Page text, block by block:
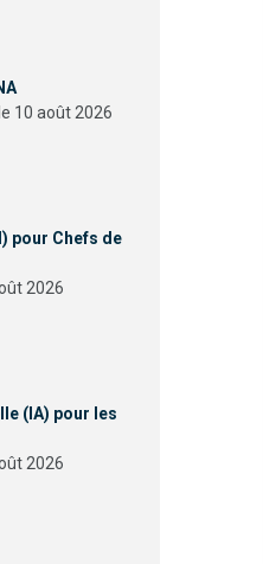
10 août 2026
pour Chefs de
2026
(IA) pour les
2026